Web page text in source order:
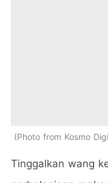
Photo from Kosmo
Tinggalkan wang